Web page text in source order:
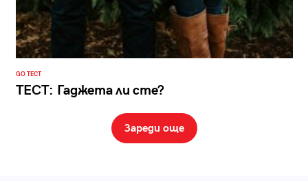
GO ТЕСТ
ТЕСТ: Гаджета ли сте?
Зареди още